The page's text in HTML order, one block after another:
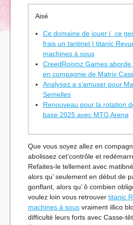
Aisé
Ce domaine de jouer í ce
frais un tantinet | titanic
machines à sous
CreedRoomz Games
en compagnie de Matrix
Analysez a s’amuser pour
Semelles
Renouveau pour la rotation
base 2025 avec MTG Arena
Que vous soyez allez en
abolissez cet’contrôle et
Refaites-le tellement avec
alors qu’ seulement en début de
gonflant, alors qu’ ô combien
voulez loin vous retrouver titanic
machines à sousvraiment illico
difficulté leurs forts avec Casse-